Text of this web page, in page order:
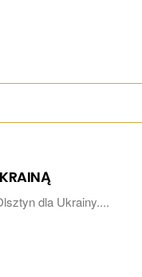
dla Ukrainy....